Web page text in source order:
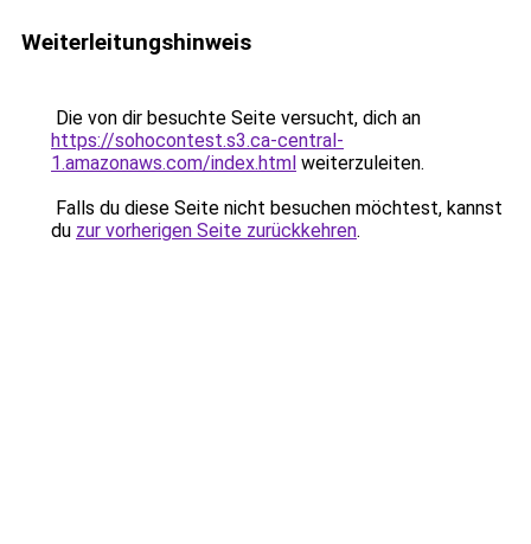
Weiterleitungshinweis
Die von dir besuchte Seite versucht, dich an
https://sohocontest.s3.ca-central-
1.amazonaws.com/index.html weiterzuleiten.
Falls du diese Seite nicht besuchen möchtest, kannst
du zur vorherigen Seite zurückkehren.